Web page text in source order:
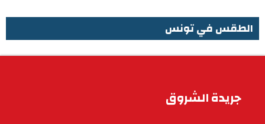
الطقس في تونس
جريدة الشروق